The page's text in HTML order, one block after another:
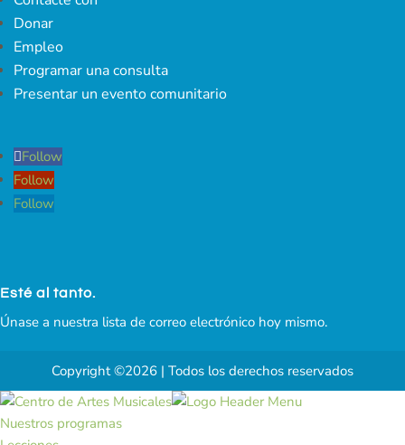
Donar
Empleo
Programar una consulta
Presentar un evento comunitario
Follow
Follow
Follow
Esté al tanto.
Únase a nuestra lista de correo electrónico hoy mismo.
Copyright ©2026 | Todos los derechos reservados
Nuestros programas